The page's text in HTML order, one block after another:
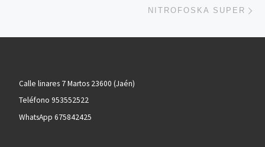
NITROFOSKA SUPER
Calle linares 7 Martos 23600 (Jaén)
Teléfono 953552522
WhatsApp 675842425